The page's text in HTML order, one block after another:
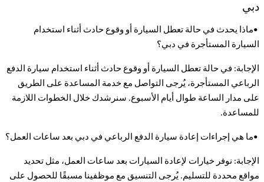
دبي
•ماذا يحدث في حالة تعطل السيارة أو وقوع حادث أثناء استخدام
السيارة المستأجرة في دبي؟
الإجابة: في حالة تعطل السيارة أو وقوع حادث أثناء استخدام سيارة الدفع
الرباعي المستأجرة، يُرجى التواصل مع خدمة المساعدة على الطريق
على مدار الساعة طوال أيام الأسبوع. سنرشدك خلال الخطوات اللازمة
للمساعدة.
•ما هي إجراءات إعادة سيارة الدفع الرباعي في دبي بعد ساعات العمل؟
الإجابة: نوفر خيارات لإعادة السيارات بعد ساعات العمل، مثل تحديد
مواقع محددة للتسليم. يُرجى التنسيق مع موظفينا مسبقًا للحصول على